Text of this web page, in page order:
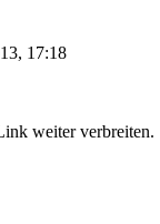
17:18
weiter verbreiten.